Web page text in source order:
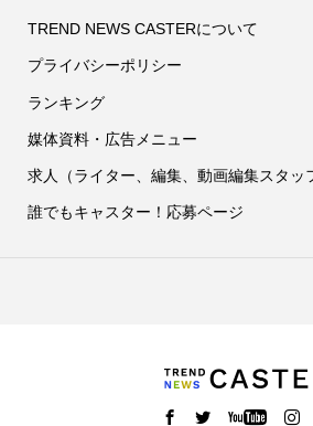
TREND NEWS CASTERについて
プライバシーポリシー
ランキング
媒体資料・広告メニュー
求人（ライター、編集、動画編集スタッ
誰でもキャスター！応募ページ